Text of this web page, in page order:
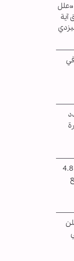
آية
دخول أكثر من 4.8